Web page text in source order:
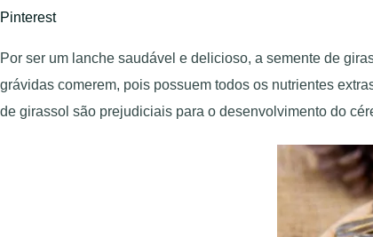
Pinterest
Por ser um lanche saudável e delicioso, a semente de
grávidas comerem, pois possuem todos os nutrientes
de girassol são prejudiciais para o desenvolvimento do